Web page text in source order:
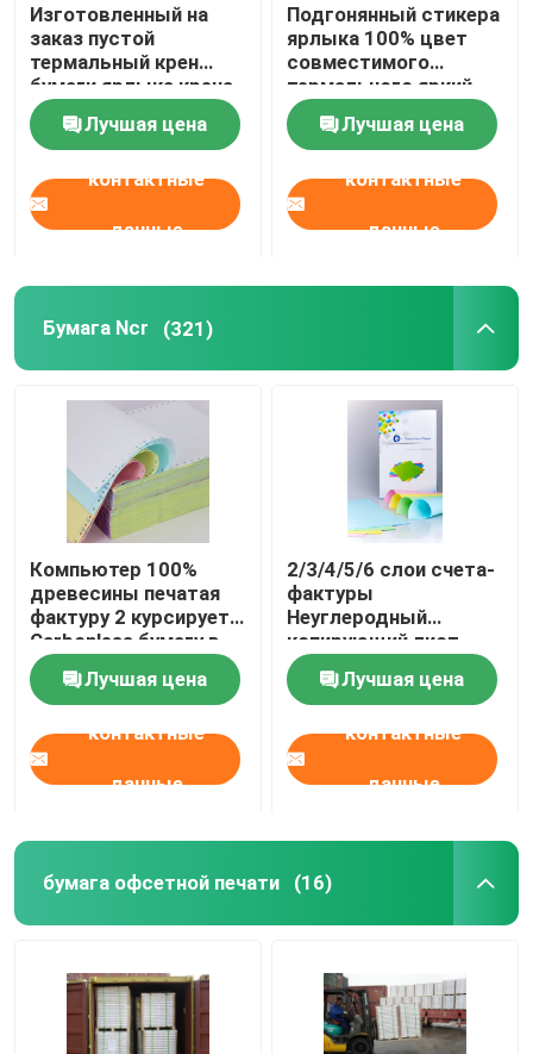
Изготовленный на
заказ пустой
термальный крен
бумаги ярлыка крена
4x6 ярлыка стикера
принтера термальный
громоздкий
Лучшая цена
контактные
данные
Подгонянный стикера
ярлыка 100% цвет
совместимого
термального яркий
для принтеров
ярлыкаЛучшая цена
контактные
данные
Бумага Ncr (321)
Компьютер 100%
древесины печатая
фактуру 2 курсирует
Carbonless бумагу в
листе для фактур
Лучшая цена
контактные
данные
2/3/4/5/6 слои счета-
фактуры
Неуглеродный
копирующий лист
бумаги Руловый NCR
Бумага на заказ
Лучшая цена
контактные
данные
бумага офсетной печати (16)